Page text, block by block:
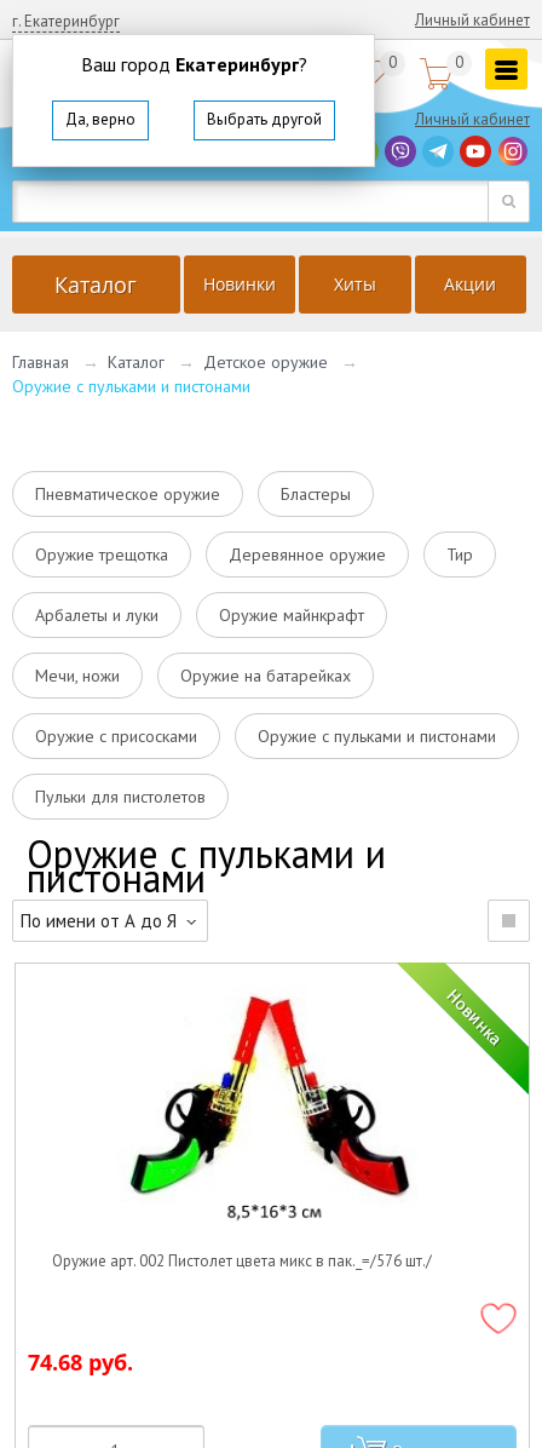
Личный кабинет
г. Екатеринбург
Ваш город Екатеринбург?
Да, верно Выбрать другой
0
 0
(800) 350 64 57
Личный кабинет
Ваш городЕкатеринбург?
Каталог Новинки Хиты Акции
Главная → Каталог → Детское оружие
→
Оружие с пульками и пистонами
Пневматическое оружие Бластеры
Оружие трещотка Деревянное оружие Тир
Арбалеты и луки Оружие майнкрафт
Мечи, ножи Оружие на батарейках
Оружие с присосками Оружие с пульками и пистонами
Пульки для пистолетов
Оружие с пульками и
пистонами
По имени от А до Я
Оружие арт. 002 Пистолет цвета микс в пак._=/576 шт./
74.68 руб.